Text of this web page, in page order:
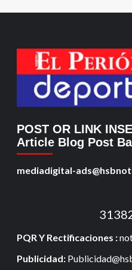
POST OR LINK
Article Blog Post
mediadigital-
PQR Y Rectificaciones :
Publicidad: